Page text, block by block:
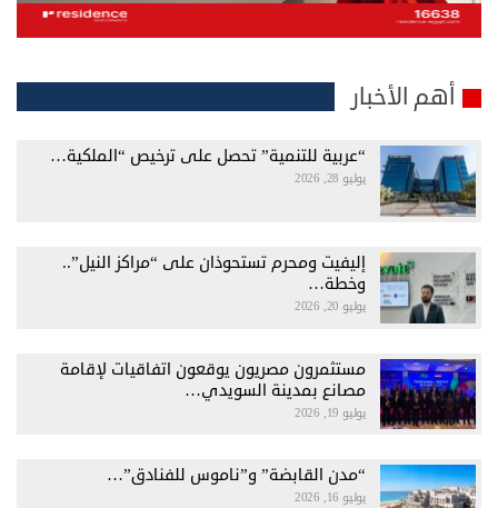
أهم الأخبار
“عربية للتنمية” تحصل على ترخيص “الملكية…
يوليو 28, 2026
إليفيت ومحرم تستحوذان على “مراكز النيل”..
وخطة…
يوليو 20, 2026
مستثمرون مصريون يوقعون اتفاقيات لإقامة
مصانع بمدينة السويدي…
يوليو 19, 2026
“مدن القابضة” و”ناموس للفنادق”…
يوليو 16, 2026